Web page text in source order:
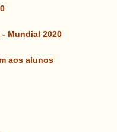
Mundial 2020
aos alunos